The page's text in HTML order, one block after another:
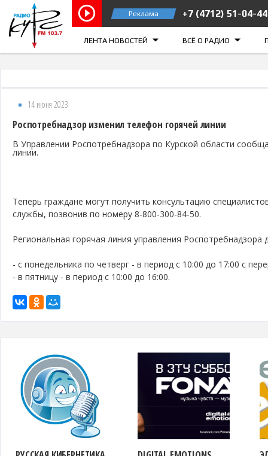
Реклама +7 (4712) 51-04-44
ЛЕНТА НОВОСТЕЙ ВСЁ О РАДИО
Курск 103.7 FM
14 июня 2023
Роспотребнадзор изменил телефон горячей линии
В Управлении Роспотребнадзора по Курской области
линии.
Теперь граждане могут получить консультацию
службы, позвонив по номеру 8-800-300-84-50.
Региональная горячая линия управления Роспотребнадзора
- с понедельника по четверг - в период с 10:00 до 17:00 с
- в пятницу - в период с 10:00 до 16:00.